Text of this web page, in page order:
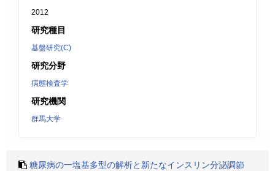
2012
研究種目
基盤研究(C)
研究分野
病態検査学
研究機関
群馬大学
糖尿病の一塩基多型の解析と新たなインスリン分泌調節